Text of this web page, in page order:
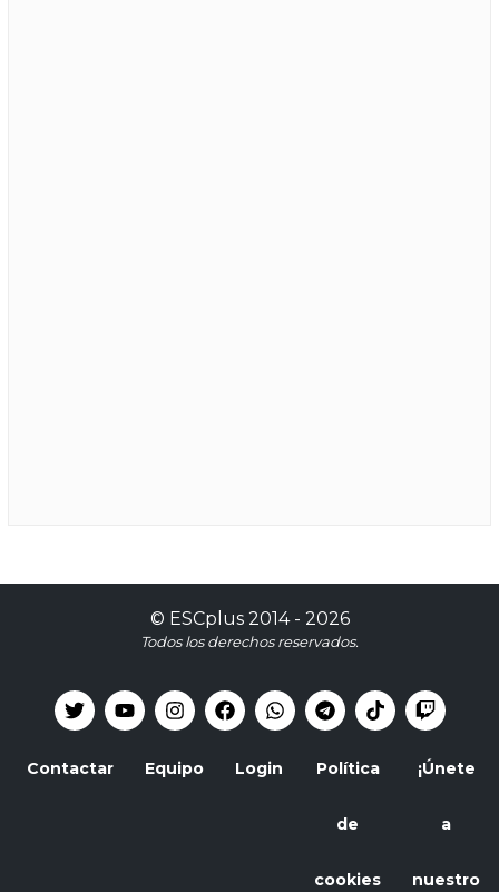
© ESCplus2014 - 2026
Todos los derechos reservados.
Contactar Equipo Login Política
de
cookies
¡Únete
a
nuestro